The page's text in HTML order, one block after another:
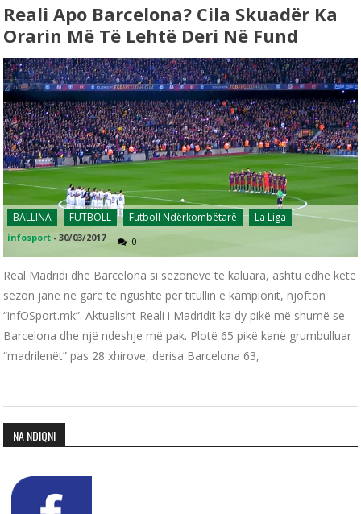
Reali Apo Barcelona? Cila Skuadër Ka
Orarin Më Të Lehtë Deri Në Fund
BALLINA FUTBOLL Futboll Ndërkombëtarë La Liga
infosport -30/03/2017 0
Real Madridi dhe Barcelona si sezoneve të kaluara, ashtu edhe këtë
sezon janë në garë të ngushtë për titullin e kampionit, njofton
“infOSport.mk”. Aktualisht Reali i Madridit ka dy pikë më shumë se
Barcelona dhe një ndeshje më pak. Plotë 65 pikë kanë grumbulluar
“madrilenët” pas 28 xhirove, derisa Barcelona 63,
NA NDIQNI